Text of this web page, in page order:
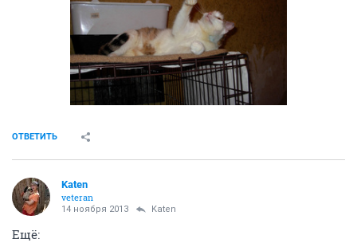
ОТВЕТИТЬ
Katen
veteran
14 ноября 2013 Katen
Ещё: